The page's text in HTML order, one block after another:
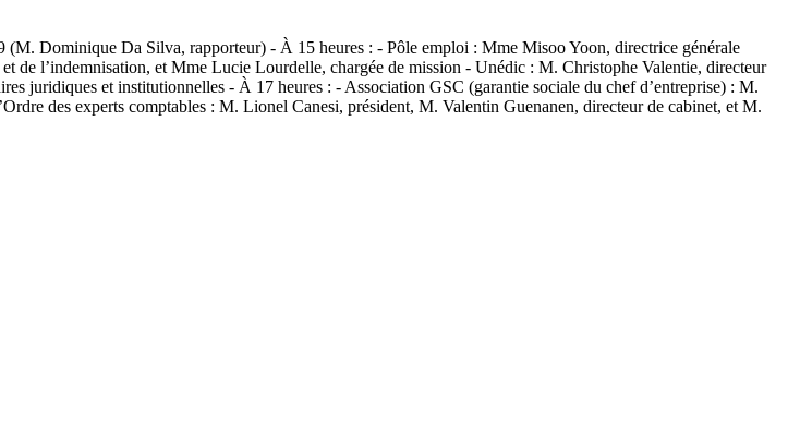
Dominique Da Silva, rapporteur) - À 15 heures : - Pôle emploi : Mme Misoo Yoon, directrice générale
de l’indemnisation, et Mme Lucie Lourdelle, chargée de mission - Unédic : M. Christophe Valentie, directeur
juridiques et institutionnelles - À 17 heures : - Association GSC (garantie sociale du chef d’entreprise) : M.
des experts comptables : M. Lionel Canesi, président, M. Valentin Guenanen, directeur de cabinet, et M.